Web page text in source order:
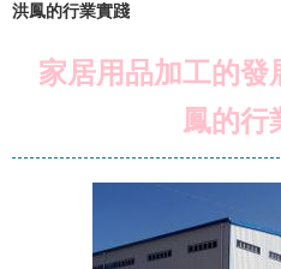
洪鳳的行業實踐
家居用品加工的
鳳的行